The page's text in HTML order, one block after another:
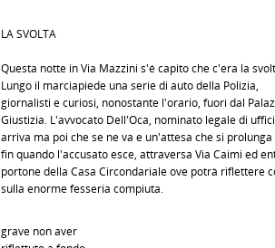
LA SVOLTA
Questa notte in Via Mazzini s'é capito che c'era la
Lungo il marciapiede una serie di auto della Polizia,
giornalisti e curiosi, nonostante l'orario, fuori dal
Giustizia. L'avvocato Dell'Oca, nominato legale di
arriva ma poi che se ne va e un'attesa che si
fin quando l'accusato esce, attraversa Via Caimi ed
portone della Casa Circondariale ove potrà riflettere
sulla enorme fesseria compiuta.
grave non aver